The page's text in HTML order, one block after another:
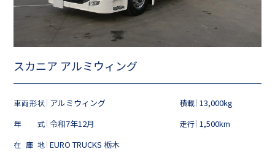
スカニア アルミウィング
車両形状 アルミウィング 積載 13,000kg
年式 令和7年12月 走行 1,500km
在庫地 EURO TRUCKS 栃木